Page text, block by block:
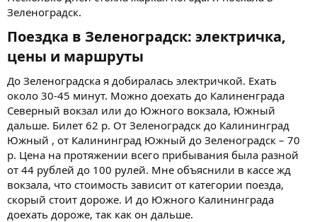
Зеленоградск.
Поездка в Зеленоградск: электричка,
цены и маршруты​
До Зеленоградска я добиралась электричкой. Ехать
около 30-45 минут. Можно доехать до Калиненграда
Северный вокзал или до Южного вокзала, Южный
дальше. Билет 62 р. От Зеленоградск до Калининград
Южный , от Калининград Южный до Зеленоградск – 70
р. Цена на протяжении всего прибывания была разной
от 44 рублей до 100 рулей. Мне объяснили в кассе жд
вокзала, что стоимость зависит от категории поезда,
скорый стоит дороже. И до Южного Калининграда
доехать дороже, так как он дальше.